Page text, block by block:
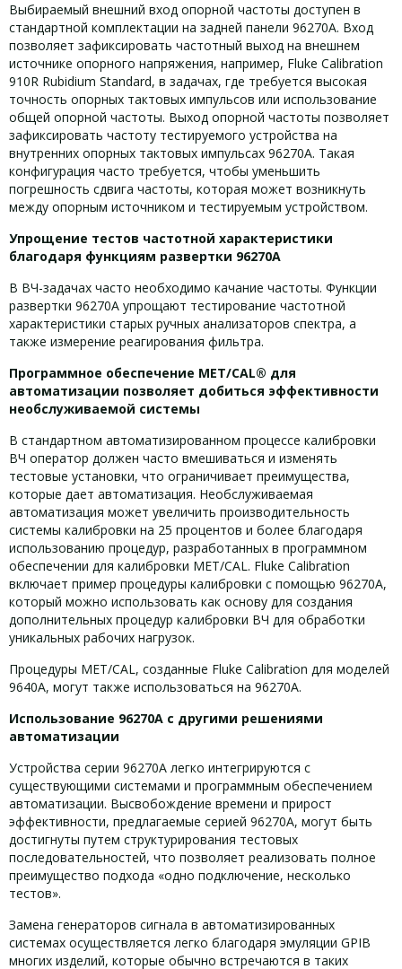
Выбираемый внешний вход опорной частоты доступен в
стандартной комплектации на задней панели 96270A. Вход
позволяет зафиксировать частотный выход на внешнем
источнике опорного напряжения, например, Fluke Calibration
910R Rubidium Standard, в задачах, где требуется высокая
точность опорных тактовых импульсов или использование
общей опорной частоты. Выход опорной частоты позволяет
зафиксировать частоту тестируемого устройства на
внутренних опорных тактовых импульсах 96270A. Такая
конфигурация часто требуется, чтобы уменьшить
погрешность сдвига частоты, которая может возникнуть
между опорным источником и тестируемым устройством.
Упрощение тестов частотной характеристики
благодаря функциям развертки 96270A
В ВЧ-задачах часто необходимо качание частоты. Функции
развертки 96270A упрощают тестирование частотной
характеристики старых ручных анализаторов спектра, а
также измерение реагирования фильтра.
Программное обеспечение MET/CAL® для
автоматизации позволяет добиться эффективности
необслуживаемой системы
В стандартном автоматизированном процессе калибровки
ВЧ оператор должен часто вмешиваться и изменять
тестовые установки, что ограничивает преимущества,
которые дает автоматизация. Необслуживаемая
автоматизация может увеличить производительность
системы калибровки на 25 процентов и более благодаря
использованию процедур, разработанных в программном
обеспечении для калибровки MET/CAL. Fluke Calibration
включает пример процедуры калибровки с помощью 96270A,
который можно использовать как основу для создания
дополнительных процедур калибровки ВЧ для обработки
уникальных рабочих нагрузок.
Процедуры MET/CAL, созданные Fluke Calibration для моделей
9640A, могут также использоваться на 96270A.
Использование 96270A с другими решениями
автоматизации
Устройства серии 96270A легко интегрируются с
существующими системами и программным обеспечением
автоматизации. Высвобождение времени и прирост
эффективности, предлагаемые серией 96270A, могут быть
достигнуты путем структурирования тестовых
последовательностей, что позволяет реализовать полное
преимущество подхода «одно подключение, несколько
тестов».
Замена генераторов сигнала в автоматизированных
системах осуществляется легко благодаря эмуляции GPIB
многих изделий, которые обычно встречаются в таких